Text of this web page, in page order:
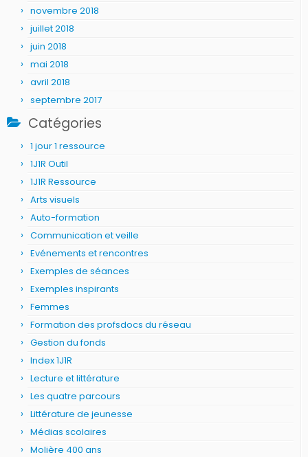
novembre 2018
juillet 2018
juin 2018
mai 2018
avril 2018
septembre 2017
Catégories
1 jour 1 ressource
1J1R Outil
1J1R Ressource
Arts visuels
Auto-formation
Communication et veille
Evénements et rencontres
Exemples de séances
Exemples inspirants
Femmes
Formation des profsdocs du réseau
Gestion du fonds
Index 1J1R
Lecture et littérature
Les quatre parcours
Littérature de jeunesse
Médias scolaires
Molière 400 ans